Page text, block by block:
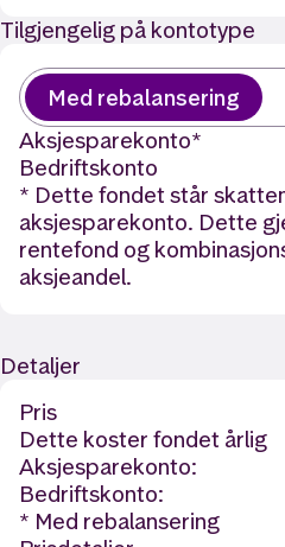
Tilgjengelig på kontotype
Med rebalansering
Aksjesparekonto*
Bedriftskonto
* Dette fondet står
aksjesparekonto. Dette
rentefond og
aksjeandel.
Detaljer
Pris
Dette koster fondet årlig
Aksjesparekonto:
Bedriftskonto:
* Med rebalansering